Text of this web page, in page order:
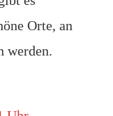
Orte, an
werden.